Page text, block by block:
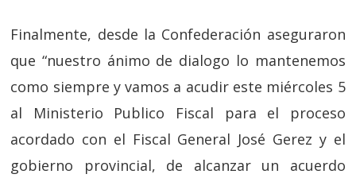
Finalmente, desde la Confederación aseguraron
que “nuestro ánimo de dialogo lo mantenemos
como siempre y vamos a acudir este miércoles 5
al Ministerio Publico Fiscal para el proceso
acordado con el Fiscal General José Gerez y el
gobierno provincial, de alcanzar un acuerdo